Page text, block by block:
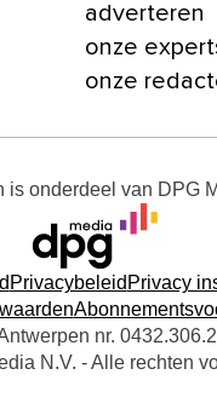
adverteren
onze
onze
is onderdeel van DPG
Privacybeleid Privacy
nr.
N.V. - Alle rechten